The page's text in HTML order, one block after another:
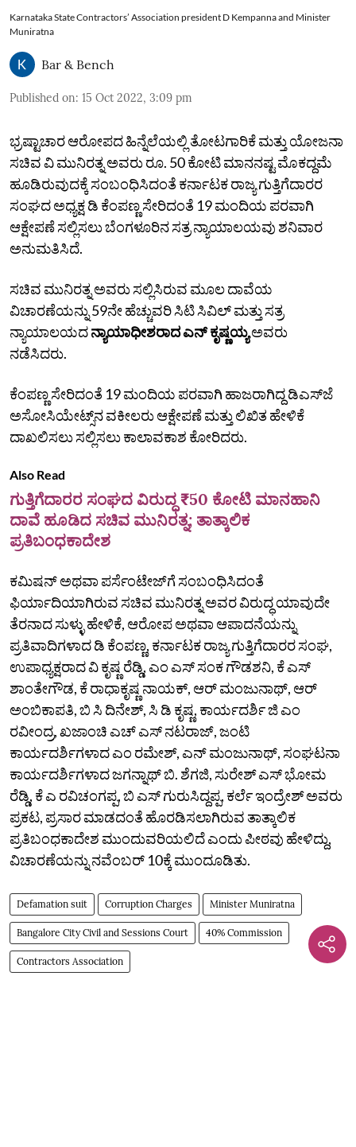
Karnataka State Contractors’ Association president D Kempanna and Minister
Muniratna
Bar & Bench
Published on: 15 Oct 2022, 3:09 pm
ಭ್ರಷ್ಟಾಚಾರ ಆರೋಪದ ಹಿನ್ನೆಲೆಯಲ್ಲಿ ತೋಟಗಾರಿಕೆ ಮತ್ತು ಯೋಜನಾ
ಸಚಿವ ವಿ ಮುನಿರತ್ನ ಅವರು ರೂ. 50 ಕೋಟಿ ಮಾನನಷ್ಟ ಮೊಕದ್ದಮೆ
ಹೂಡಿರುವುದಕ್ಕೆ ಸಂಬಂಧಿಸಿದಂತೆ ಕರ್ನಾಟಕ ರಾಜ್ಯ ಗುತ್ತಿಗೆದಾರರ
ಸಂಘದ ಅಧ್ಯಕ್ಷ ಡಿ ಕೆಂಪಣ್ಣ ಸೇರಿದಂತೆ 19 ಮಂದಿಯ ಪರವಾಗಿ
ಆಕ್ಷೇಪಣೆ ಸಲ್ಲಿಸಲು ಬೆಂಗಳೂರಿನ ಸತ್ರ ನ್ಯಾಯಾಲಯವು ಶನಿವಾರ
ಅನುಮತಿಸಿದೆ.
ಸಚಿವ ಮುನಿರತ್ನ ಅವರು ಸಲ್ಲಿಸಿರುವ ಮೂಲ ದಾವೆಯ
ವಿಚಾರಣೆಯನ್ನು 59ನೇ ಹೆಚ್ಚುವರಿ ಸಿಟಿ ಸಿವಿಲ್‌ ಮತ್ತು ಸತ್ರ
ನ್ಯಾಯಾಲಯದನ್ಯಾಯಾಧೀಶರಾದ ಎನ್‌ ಕೃಷ್ಣಯ್ಯಅವರು
ನಡೆಸಿದರು.
ಕೆಂಪಣ್ಣ ಸೇರಿದಂತೆ 19 ಮಂದಿಯ ಪರವಾಗಿ ಹಾಜರಾಗಿದ್ದ ಡಿಎಸ್‌ಜೆ
ಅಸೋಸಿಯೇಟ್ಸ್‌ನ ವಕೀಲರು ಆಕ್ಷೇಪಣೆ ಮತ್ತು ಲಿಖಿತ ಹೇಳಿಕೆ
ದಾಖಲಿಸಲು ಸಲ್ಲಿಸಲು ಕಾಲಾವಕಾಶ ಕೋರಿದರು.
Also Read
ಗುತ್ತಿಗೆದಾರರ ಸಂಘದ ವಿರುದ್ಧ ₹50 ಕೋಟಿ ಮಾನಹಾನಿ
ದಾವೆ ಹೂಡಿದ ಸಚಿವ ಮುನಿರತ್ನ; ತಾತ್ಕಾಲಿಕ
ಪ್ರತಿಬಂಧಕಾದೇಶ
ಕಮಿಷನ್‌ ಅಥವಾ ಪರ್ಸೆಂಟೇಜ್‌ಗೆ ಸಂಬಂಧಿಸಿದಂತೆ
ಫಿರ್ಯಾದಿಯಾಗಿರುವ ಸಚಿವ ಮುನಿರತ್ನ ಅವರ ವಿರುದ್ಧ ಯಾವುದೇ
ತೆರನಾದ ಸುಳ್ಳು ಹೇಳಿಕೆ, ಆರೋಪ ಅಥವಾ ಆಪಾದನೆಯನ್ನು
ಪ್ರತಿವಾದಿಗಳಾದ ಡಿ ಕೆಂಪಣ್ಣ, ಕರ್ನಾಟಕ ರಾಜ್ಯ ಗುತ್ತಿಗೆದಾರರ ಸಂಘ,
ಉಪಾಧ್ಯಕ್ಷರಾದ ವಿ ಕೃಷ್ಣ ರೆಡ್ಡಿ, ಎಂ ಎಸ್‌ ಸಂಕ ಗೌಡಶನಿ, ಕೆ ಎಸ್‌
ಶಾಂತೇಗೌಡ, ಕೆ ರಾಧಾಕೃಷ್ಣ ನಾಯಕ್‌, ಆರ್‌ ಮಂಜುನಾಥ್‌, ಆರ್‌
ಅಂಬಿಕಾಪತಿ, ಬಿ ಸಿ ದಿನೇಶ್‌, ಸಿ ಡಿ ಕೃಷ್ಣ, ಕಾರ್ಯದರ್ಶಿ ಜಿ ಎಂ
ರವೀಂದ್ರ, ಖಜಾಂಚಿ ಎಚ್‌ ಎಸ್‌ ನಟರಾಜ್‌, ಜಂಟಿ
ಕಾರ್ಯದರ್ಶಿಗಳಾದ ಎಂ ರಮೇಶ್‌, ಎನ್‌ ಮಂಜುನಾಥ್‌, ಸಂಘಟನಾ
ಕಾರ್ಯದರ್ಶಿಗಳಾದ ಜಗನ್ನಾಥ್ ಬಿ. ಶೆಗಜಿ, ಸುರೇಶ್‌ ಎಸ್‌ ಭೋಮ
ರೆಡ್ಡಿ, ಕೆ ಎ ರವಿಚಂಗಪ್ಪ, ಬಿ ಎಸ್‌ ಗುರುಸಿದ್ದಪ್ಪ, ಕರ್ಲೆ ಇಂದ್ರೇಶ್‌ ಅವರು
ಪ್ರಕಟ, ಪ್ರಸಾರ ಮಾಡದಂತೆ ಹೊರಡಿಸಲಾಗಿರುವ ತಾತ್ಕಾಲಿಕ
ಪ್ರತಿಬಂಧಕಾದೇಶ ಮುಂದುವರಿಯಲಿದೆ ಎಂದು ಪೀಠವು ಹೇಳಿದ್ದು,
ವಿಚಾರಣೆಯನ್ನು ನವೆಂಬರ್‌ 10ಕ್ಕೆ ಮುಂದೂಡಿತು.
Defamation suit Corruption Charges Minister Muniratna
Bangalore City Civil and Sessions Court 40% Commission
Contractors Association